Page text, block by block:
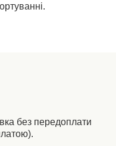
без передоплати